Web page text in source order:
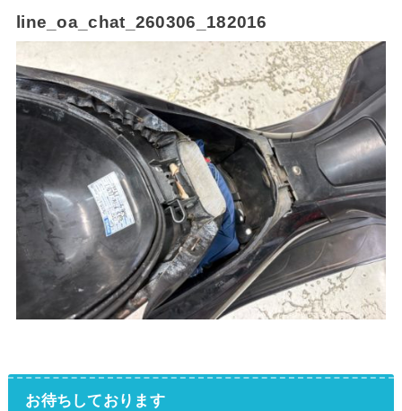
line_oa_chat_260306_182016
お待ちしております